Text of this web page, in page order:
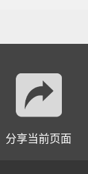
分享当前页面